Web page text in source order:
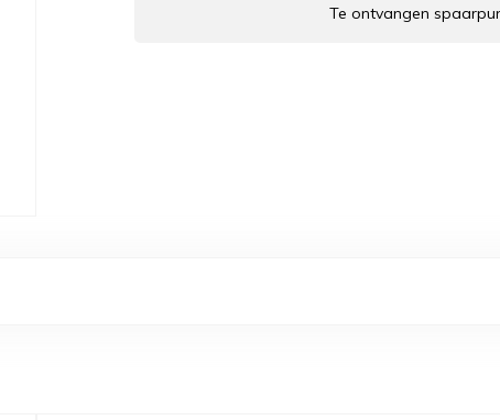
Te ontvangen